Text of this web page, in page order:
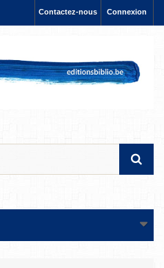
Connexion
Contactez-nous